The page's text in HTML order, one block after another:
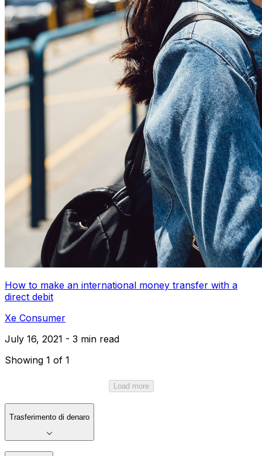
How to make an international money transfer with a
direct debit
Xe Consumer
July 16, 2021 - 3 min read
Showing 1 of 1
Load more
Trasferimento di denaro